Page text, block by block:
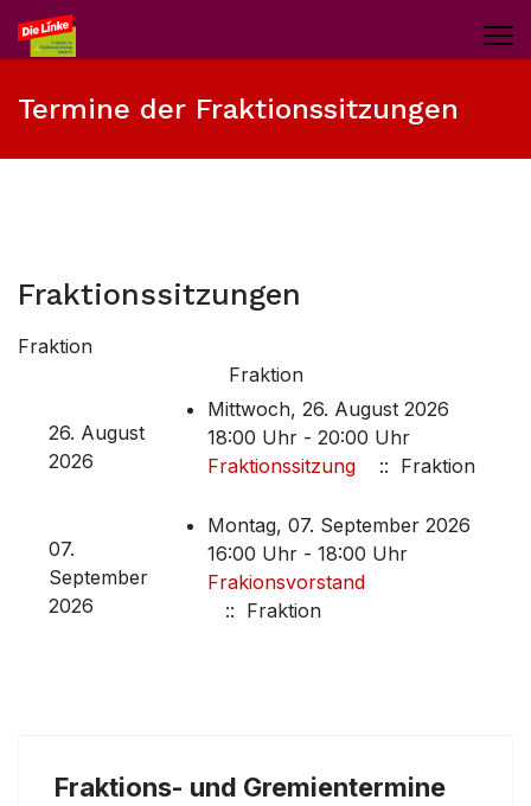
Termine der Fraktionssitzungen
Fraktionssitzungen
Fraktion
Fraktion
26. August
2026
Mittwoch, 26. August 2026
18:00 Uhr - 20:00 Uhr
Fraktionssitzung
:: Fraktion
07.
September
2026
Montag, 07. September 2026
16:00 Uhr - 18:00 Uhr
Frakionsvorstand
:: Fraktion
Fraktions- und Gremientermine